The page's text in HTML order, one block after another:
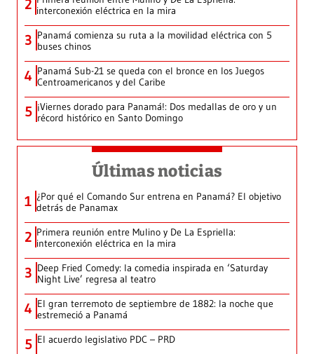
2 interconexión eléctrica en la mira
3 Panamá comienza su ruta a la movilidad eléctrica con 5
buses chinos
4 Panamá Sub-21 se queda con el bronce en los Juegos
Centroamericanos y del Caribe
5 ¡Viernes dorado para Panamá!: Dos medallas de oro y un
récord histórico en Santo Domingo
Últimas noticias
1 ¿Por qué el Comando Sur entrena en Panamá? El objetivo
detrás de Panamax
2 Primera reunión entre Mulino y De La Espriella:
interconexión eléctrica en la mira
3 Deep Fried Comedy: la comedia inspirada en ‘Saturday
Night Live’ regresa al teatro
4 El gran terremoto de septiembre de 1882: la noche que
estremeció a Panamá
5 El acuerdo legislativo PDC – PRD